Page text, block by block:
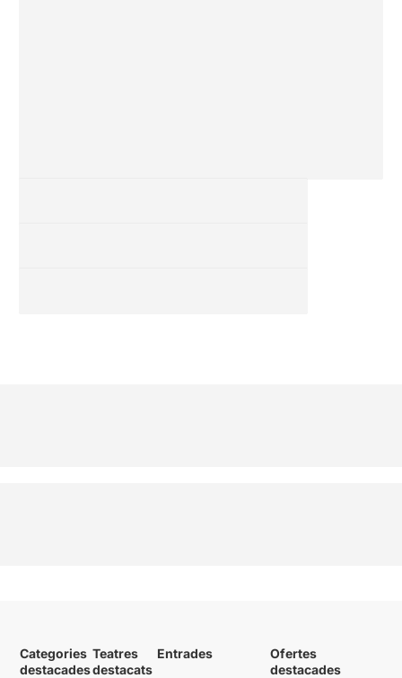
Categories
destacades
Teatres
destacats
Entrades
Ofertes
destacades